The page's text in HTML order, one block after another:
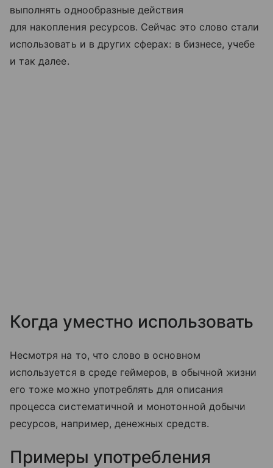
выполнять однообразные действия
для накопления ресурсов. Сейчас это слово стали
использовать и в других сферах: в бизнесе, учебе
и так далее.
Когда уместно использовать
Несмотря на то, что слово в основном
используется в среде геймеров, в обычной жизни
его тоже можно употреблять для описания
процесса систематичной и монотонной добычи
ресурсов, например, денежных средств.
Примеры употребления